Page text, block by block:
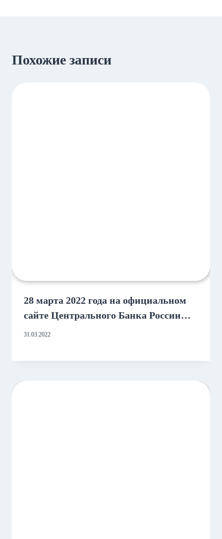
Похожие записи
28 марта 2022 года на официальном
сайте Центрального Банка России
было опубликовано Информационное
микрофинансирования № ИН-018-
31.03.2022